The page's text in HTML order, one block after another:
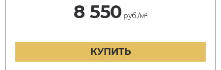
8 550 руб./м²
КУПИТЬ